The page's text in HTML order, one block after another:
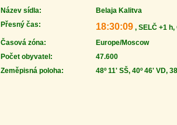
Název sídla:
Belaja Kalitva
Přesný čas:
18:30:09 , SELČ +1 h,
Časová zóna:
Europe/Moscow
Počet obyvatel:
47.600
Zeměpisná poloha:
48º 11' SŠ, 40º 46' VD,